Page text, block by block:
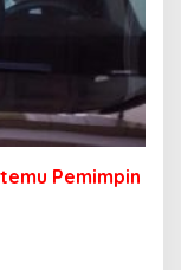
Pemimpin